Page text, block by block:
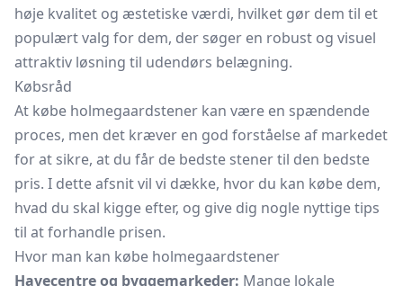
høje kvalitet og æstetiske værdi, hvilket gør dem til et
populært valg for dem, der søger en robust og visuel
attraktiv løsning til udendørs belægning.
Købsråd
At købe holmegaardstener kan være en spændende
proces, men det kræver en god forståelse af markedet
for at sikre, at du får de bedste stener til den bedste
pris. I dette afsnit vil vi dække, hvor du kan købe dem,
hvad du skal kigge efter, og give dig nogle nyttige tips
til at forhandle prisen.
Hvor man kan købe holmegaardstener
Havecentre og byggemarkeder: Mange lokale